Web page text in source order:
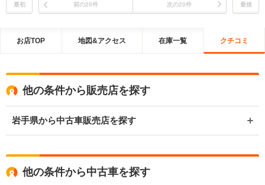
したらお気軽にお立ち寄り下さい。 またのお越しを心よりお待ちして
おります。
最初 前の20件 次の20件 最後
お店TOP 地図&アクセス 在庫一覧 クチコミ
他の条件から販売店を探す
岩手県から中古車販売店を探す
他の条件から中古車を探す